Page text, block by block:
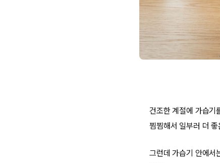
건조한 계절에 가습기
찜찜해서 일부러 더
그런데 가습기 안에서